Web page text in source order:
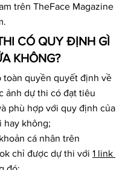
trên TheFace Magazine
CÓ QUY ĐỊNH GÌ
KHÔNG?
ảnh dự thi có đạt tiêu
phù hợp với quy định của
hay không;
cá nhân trên
chỉ được dự thi với 1 link